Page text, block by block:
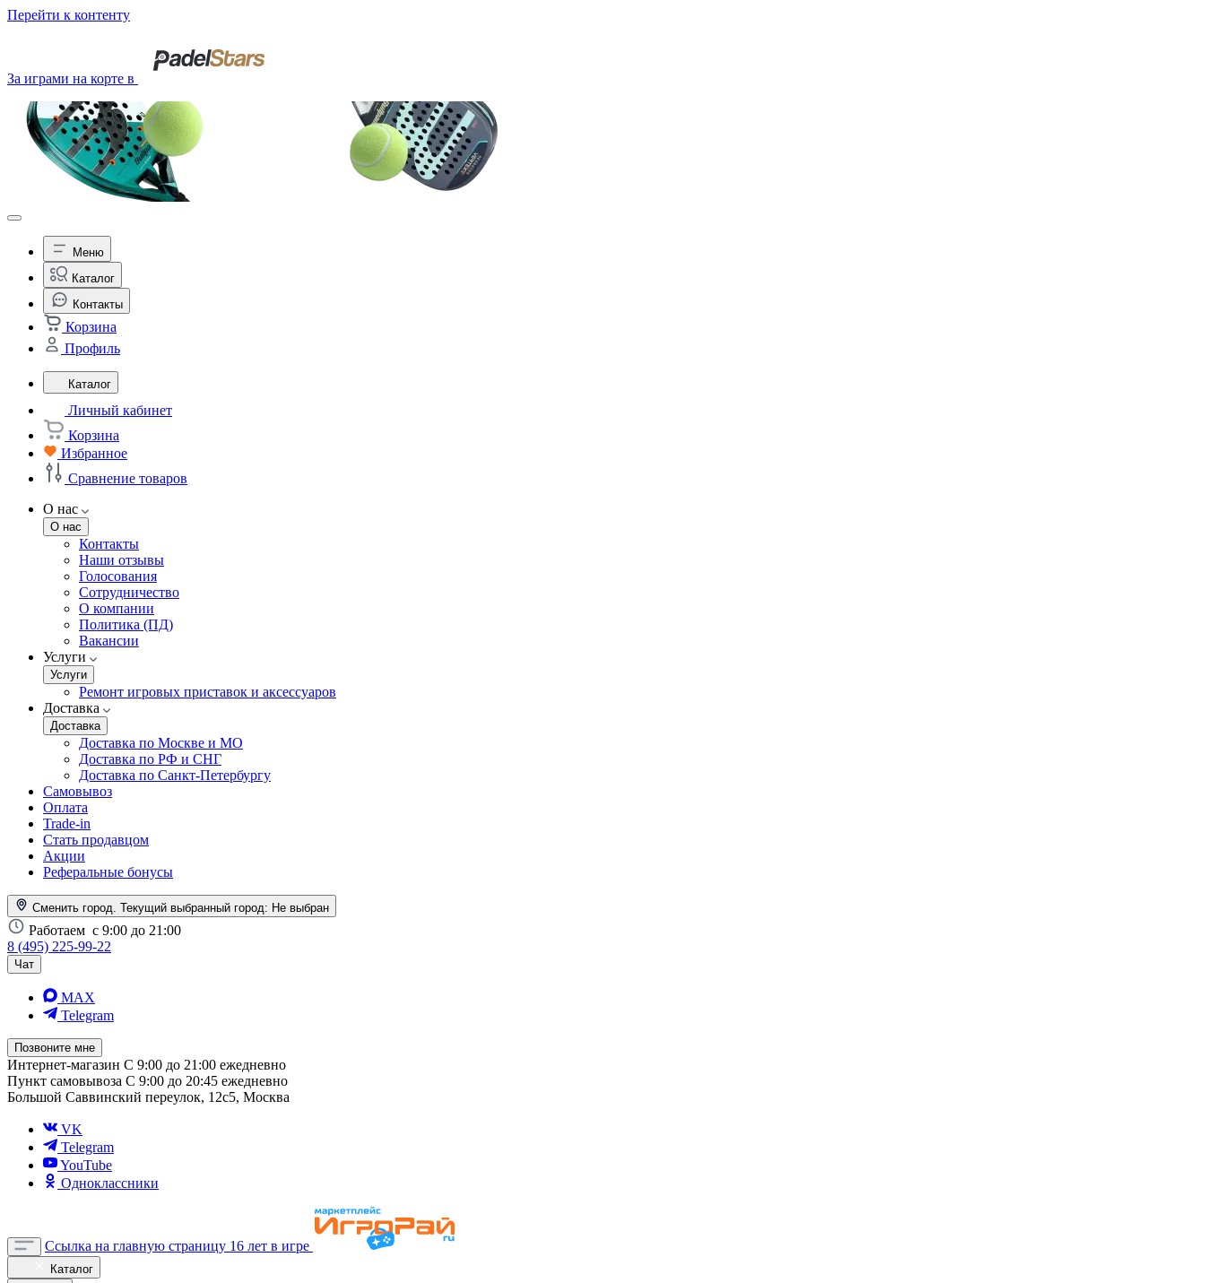
Перейти к контенту
За играми на корте в
Меню
Каталог
Контакты
Корзина
Профиль
Каталог
Личный кабинет
Корзина
Избранное
Сравнение товаров
О нас
О нас
Контакты
Наши отзывы
Голосования
Сотрудничество
О компании
Политика (ПД)
Вакансии
Услуги
Услуги
Ремонт игровых приставок и аксессуаров
Доставка
Доставка
Доставка по Москве и МО
Доставка по РФ и СНГ
Доставка по Санкт-Петербургу
Самовывоз
Оплата
Trade-in
Стать продавцом
Акции
Реферальные бонусы
Сменить город. Текущий выбранный город: Не выбран
Работаем с 9:00 до 21:00
8 (495) 225-99-22
Чат
MAX
Telegram
Позвоните мне
Интернет-магазин С 9:00 до 21:00 ежедневно
Пункт самовывоза С 9:00 до 20:45 ежедневно
Большой Саввинский переулок, 12с5, Москва
VK
Telegram
YouTube
Одноклассники
Ссылка на главную страницу 16 лет в игре
Каталог